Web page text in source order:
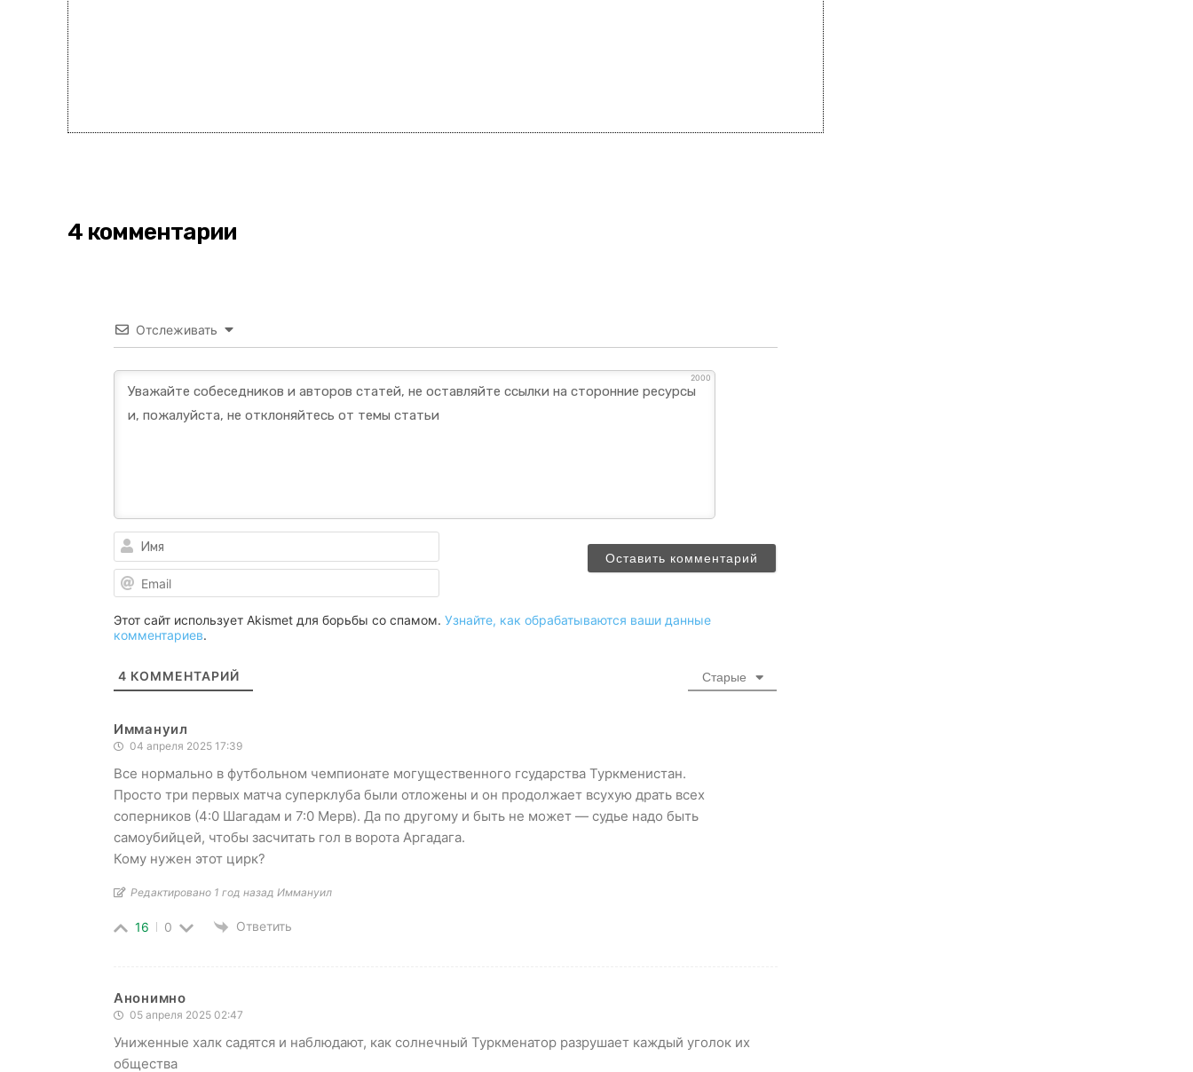
4 комментарии
Отслеживать
2000
Этот сайт использует Akismet для борьбы со спамом. Узнайте, как обрабатываются ваши данные
комментариев.
4 КОММЕНТАРИЙ Старые
Иммануил
04 апреля 2025 17:39
Все нормально в футбольном чемпионате могущественного гсударства Туркменистан.
Просто три первых матча суперклуба были отложены и он продолжает всухую драть всех
соперников (4:0 Шагадам и 7:0 Мерв). Да по другому и быть не может — судье надо быть
самоубийцей, чтобы засчитать гол в ворота Аргадага.
Кому нужен этот цирк?
Редактировано 1 год назад Иммануил
16 0 Ответить
Анонимно
05 апреля 2025 02:47
Униженные халк садятся и наблюдают, как солнечный Туркменатор разрушает каждый уголок их
общества